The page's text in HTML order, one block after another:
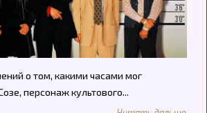
о том, какими часами мог
персонаж культового...